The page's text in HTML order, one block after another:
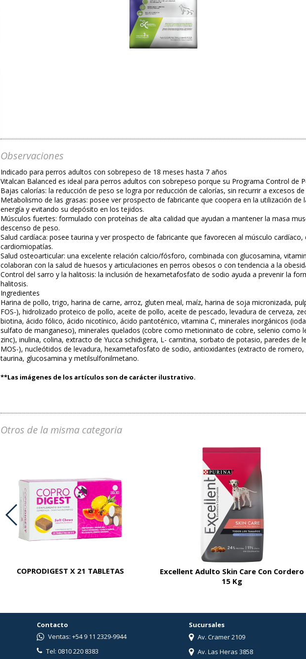
Observaciones
Indicado para perros adultos con sobrepeso de 18 meses hasta 7 años
Vitalcan Balanced es ideal para perros adultos con sobrepeso porque su Programa Control de
Bajas calorías: la reducción de peso se logra por reducción de calorías, sin recurrir a excesos
Metabolismo de las grasas: posee ver prospecto de fabricante que coopera en la utilización de
energía y evitando su depósito en los tejidos.
Músculos fuertes: formulado con proteínas de alta calidad que ayudan a mantener la masa
descenso de peso.
Salud cardíaca: posee taurina y ver prospecto de fabricante que favorecen al músculo
cardiomiopatías.
Salud osteoarticular: una excelente relación calcio/fósforo, combinada con glucosamina,
colaboran con la salud de huesos y articulaciones en perros obesos o con tendencia a la
Control del sarro y la halitosis: la inclusión de hexametafosfato de sodio ayuda a prevenir la
halitosis.
Ingredientes
Harina de pollo, trigo, harina de carne, arroz, gluten meal, maíz, harina de soja micronizada,
FOS-), hidrolizado proteico de pollo, aceite de pollo, aceite de pescado, levadura de cerveza,
biotina, ácido fólico, ácido nicotínico, ácido pantoténico, vitamina C, minerales inorgánicos
sulfato de manganeso), minerales quelados (cobre como metioninato de cobre, selenio como
zinc), inulina, colina, extracto de Yucca schidigera, L- carnitina, sorbato de potasio, paredes de
MOS-), nucleótidos de levadura, hexametafosfato de sodio, antioxidantes (extracto de
taurina, glucosamina y metilsulfonilmetano.
**Las imágenes de los artículos son de carácter ilustrativo.
Otros de la misma categoria
COPRODIGEST X 21 TABLETAS
Excellent Adulto Skin Care Con Cordero
15 Kg
Contacto
Ventas: +54 9 11 2329-9944
Tel: 0810 220 8383
Sucursales
Av. Cramer 2109
Av. Las Heras 3858